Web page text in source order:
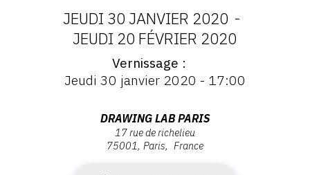
TWITTER
PINTEREST
DATES
:
30
JEUDI 30 JANVIER 2020 -
JEUDI 20 FÉVRIER 2020
Vernissage
Jeudi 30 janvier 2020 - 17:00
DRAWING LAB PARIS
17 rue de richelieu
75001 Paris France